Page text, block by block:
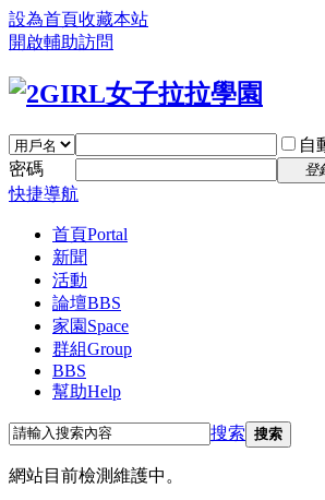
設為首頁收藏本站
開啟輔助訪問
自
密碼
登
快捷導航
首頁Portal
新聞
活動
論壇BBS
家園 Space
群組Group
BBS
幫助Help
搜索 搜索
網站目前檢測維護中。